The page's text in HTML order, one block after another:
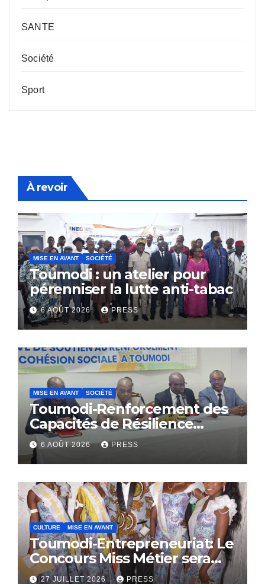
SANTE
Société
Sport
À revoir
MISE EN AVANT SOCIÉTÉ
Toumodi : un atelier pour
pérenniser la lutte anti-tabac
6 AOÛT 2026 PRESS
MISE EN AVANT SOCIÉTÉ
Toumodi-Renforcement des
Capacités de Résilience
Communautaire
6 AOÛT 2026 PRESS
CULTURE MISE EN AVANT
Toumodi-Entrepreneuriat: Le
Concours Miss Métier sera
bientôt lance.
27 JUILLET 2026 PRESS